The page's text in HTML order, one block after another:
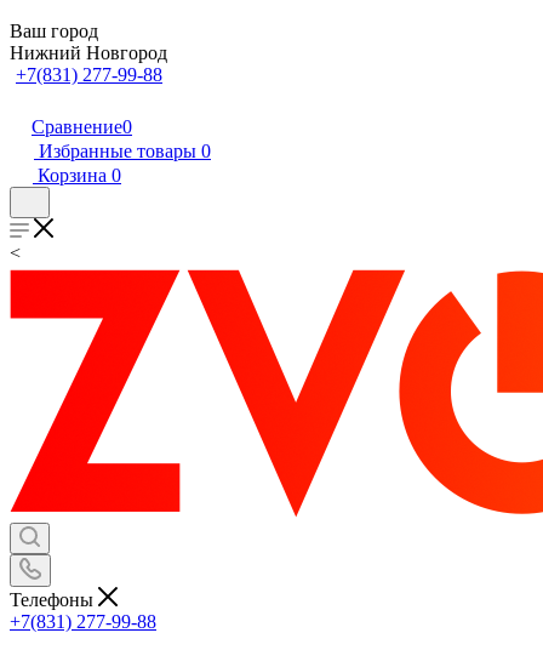
Ваш город
Нижний Новгород
+7(831) 277-99-88
Сравнение0
Избранные товары 0
Корзина 0
<
Телефоны
+7(831) 277-99-88